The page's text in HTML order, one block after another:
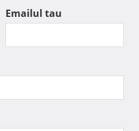
Emailul tau